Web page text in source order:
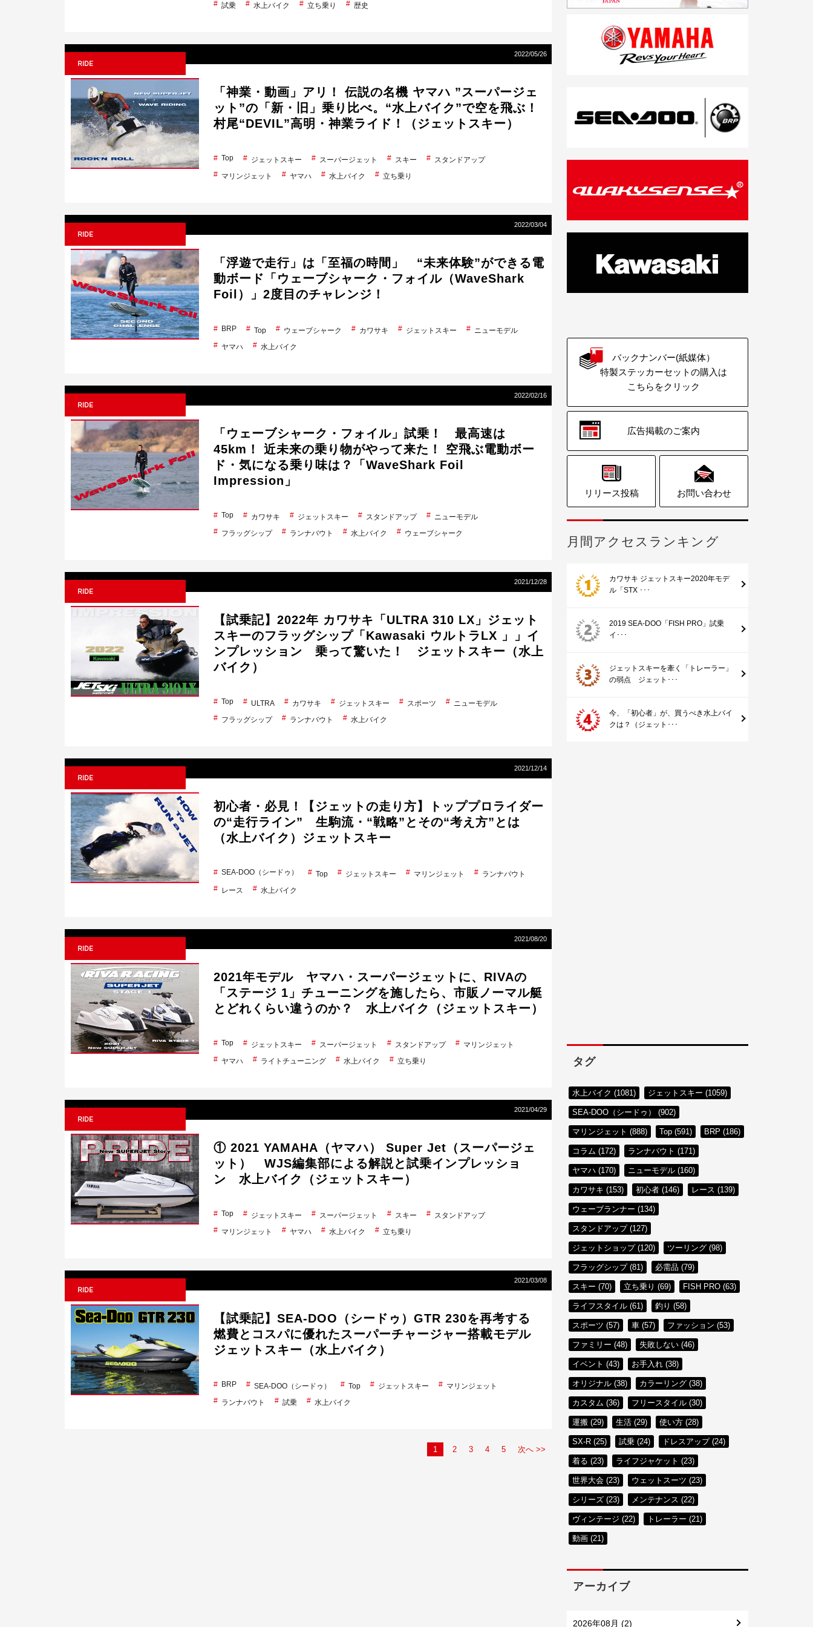
試乗 水上バイク 立ち乗り 歴史
2022/05/26
RIDE
「神業・動画」アリ！ 伝説の名機 ヤマハ ”スーパージェ
ット”の「新・旧」乗り比べ。“水上バイク”で空を飛ぶ！
村尾“DEVIL”高明・神業ライド！（ジェットスキー）
Top ジェットスキー スーパージェット スキー
スタンドアップ
マリンジェット
ヤマハ 水上バイク 立ち乗り
2022/03/04
RIDE
「浮遊で走行」は「至福の時間」 “未来体験”ができる電
動ボード「ウェーブシャーク・フォイル（WaveShark
Foil）」2度目のチャレンジ！
BRP Top ウェーブシャーク カワサキ ジェットスキー
ニューモデル
ヤマハ
水上バイク
2022/02/16
RIDE
「ウェーブシャーク・フォイル」試乗！ 最高速は
45km！ 近未来の乗り物がやって来た！ 空飛ぶ電動ボー
ド・気になる乗り味は？「WaveShark Foil
Impression」
Top カワサキ ジェットスキー スタンドアップ
ニューモデル
フラッグシップ
ランナバウト 水上バイク ウェーブシャーク
2021/12/28
RIDE
【試乗記】2022年 カワサキ「ULTRA 310 LX」ジェット
スキーのフラッグシップ「Kawasaki ウルトラLX 」」イ
ンプレッション 乗って驚いた！ ジェットスキー（水上
バイク）
Top ULTRA カワサキ ジェットスキー スポーツ
ニューモデル
フラッグシップ
ランナバウト 水上バイク
2021/12/14
RIDE
初心者・必見！【ジェットの走り方】トッププロライダー
の“走行ライン” 生駒流・“戦略”とその“考え方”とは
（水上バイク）ジェットスキー
SEA-DOO（シードゥ） Top ジェットスキー マリンジェット
ランナバウト
レース
水上バイク
2021/08/20
RIDE
2021年モデル ヤマハ・スーパージェットに、RIVAの
「ステージ 1」チューニングを施したら、市販ノーマル艇
とどれくらい違うのか？ 水上バイク（ジェットスキー）
Top ジェットスキー スーパージェット スタンドアップ
マリンジェット
ヤマハ
ライトチューニング 水上バイク 立ち乗り
2021/04/29
RIDE
① 2021 YAMAHA（ヤマハ） Super Jet（スーパージェ
ット） WJS編集部による解説と試乗インプレッショ
ン 水上バイク（ジェットスキー）
Top ジェットスキー スーパージェット スキー
スタンドアップ
マリンジェット
ヤマハ 水上バイク 立ち乗り
2021/03/08
RIDE
【試乗記】SEA-DOO（シードゥ）GTR 230を再考する
燃費とコスパに優れたスーパーチャージャー搭載モデル
ジェットスキー（水上バイク）
BRP SEA-DOO（シードゥ） Top ジェットスキー
マリンジェット
ランナバウト
試乗 水上バイク
1 2 3 4 5 次へ >>
バックナンバー(紙媒体）
特製ステッカーセットの購入は
こちらをクリック
広告掲載のご案内
リリース投稿 お問い合わせ
月間アクセスランキング
カワサキ ジェットスキー2020年モデ
ル「STX ･･･
2019 SEA-DOO「FISH PRO」試乗
イ･･･
ジェットスキーを牽く「トレーラー」
の弱点 ジェット･･･
今、「初心者」が、買うべき水上バイ
クは？（ジェット･･･
タグ
水上バイク (1081) ジェットスキー (1059)
SEA-DOO（シードゥ） (902)
マリンジェット (888) Top (591) BRP (186)
コラム (172) ランナバウト (171)
ヤマハ (170) ニューモデル (160)
カワサキ (153) 初心者 (146) レース (139)
ウェーブランナー (134)
スタンドアップ (127)
ジェットショップ (120) ツーリング (98)
フラッグシップ (81) 必需品 (79)
スキー (70) 立ち乗り (69) FISH PRO (63)
ライフスタイル (61) 釣り (58)
スポーツ (57) 車 (57) ファッション (53)
ファミリー (48) 失敗しない (46)
イベント (43) お手入れ (38)
オリジナル (38) カラーリング (38)
カスタム (36) フリースタイル (30)
運搬 (29) 生活 (29) 使い方 (28)
SX-R (25) 試乗 (24) ドレスアップ (24)
着る (23) ライフジャケット (23)
世界大会 (23) ウェットスーツ (23)
シリーズ (23) メンテナンス (22)
ヴィンテージ (22) トレーラー (21)
動画 (21)
アーカイブ
2026年08月 (2)